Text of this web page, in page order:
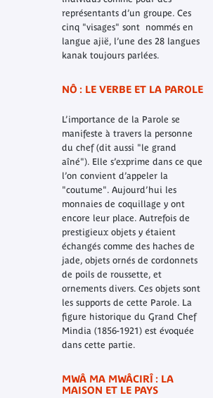
représentants d’un groupe. Ces
cinq "visages" sont nommés en
langue ajië, l’une des 28 langues
kanak toujours parlées.
NÔ : LE VERBE ET LA PAROLE
L’importance de la Parole se
manifeste à travers la personne
du chef (dit aussi "le grand
aîné"). Elle s’exprime dans ce que
l’on convient d’appeler la
"coutume". Aujourd’hui les
monnaies de coquillage y ont
encore leur place. Autrefois de
prestigieux objets y étaient
échangés comme des haches de
jade, objets ornés de cordonnets
de poils de roussette, et
ornements divers. Ces objets sont
les supports de cette Parole. La
figure historique du Grand Chef
Mindia (1856-1921) est évoquée
dans cette partie.
MWÂ MA MWÂCIRÎ : LA
MAISON ET LE PAYS